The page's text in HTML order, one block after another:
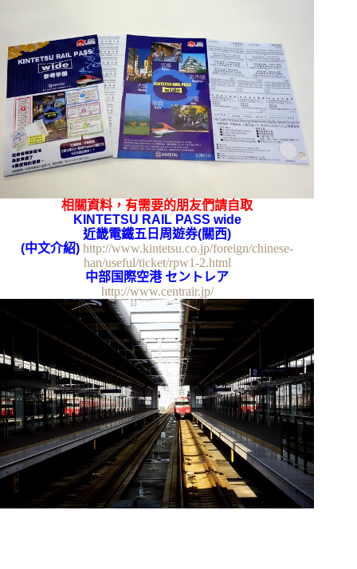
相關資料，有需要的朋友們請自取
KINTETSU RAIL PASS wide
近畿電鐵五日周遊券(關西)
(中文介紹)http://www.kintetsu.co.jp/foreign/chinese-
han/useful/ticket/rpw1-2.html
中部国際空港 セントレア
http://www.centrair.jp/